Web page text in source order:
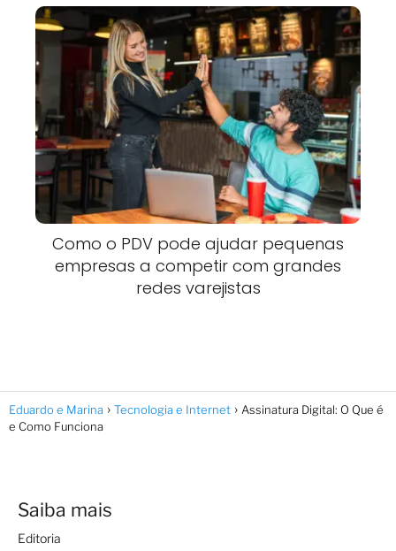
Como o PDV pode ajudar pequenas
empresas a competir com grandes
redes varejistas
Eduardo e Marina Tecnologia e Internet
Assinatura Digital: O Que é
e Como Funciona
Saiba mais
Editoria